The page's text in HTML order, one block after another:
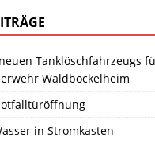
Tanklöschfahrzeugs
Waldböckelheim
in Stromkasten